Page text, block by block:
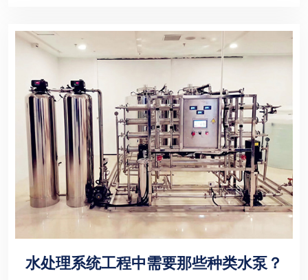
水处理系统工程中需要那些种类水泵？